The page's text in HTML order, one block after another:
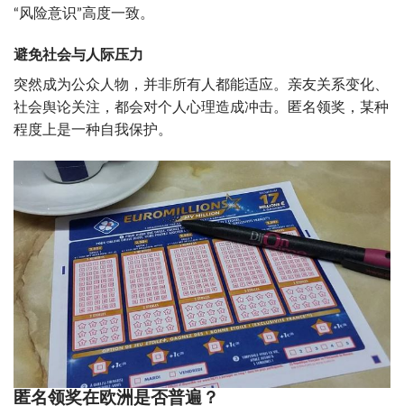
“风险意识”高度一致。
避免社会与人际压力
突然成为公众人物，并非所有人都能适应。亲友关系变化、
社会舆论关注，都会对个人心理造成冲击。匿名领奖，某种
程度上是一种自我保护。
匿名领奖在欧洲是否普遍？